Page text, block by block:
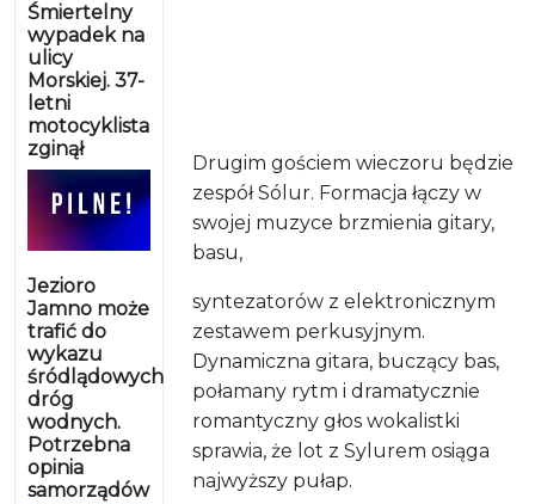
Śmiertelny
wypadek na
ulicy
Morskiej. 37-
letni
motocyklista
zginął
Jezioro
Jamno może
trafić do
wykazu
śródlądowych
dróg
wodnych.
Potrzebna
opinia
samorządów
Drugim gościem wieczoru będzie
zespół Sólur. Formacja łączy w
swojej muzyce brzmienia gitary,
basu,
syntezatorów z elektronicznym
zestawem perkusyjnym.
Dynamiczna gitara, buczący bas,
połamany rytm i dramatycznie
romantyczny głos wokalistki
sprawia, że lot z Sylurem osiąga
najwyższy pułap.